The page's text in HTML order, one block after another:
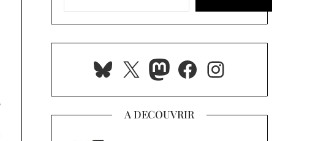
Bluesky
X Mastodon
Facebook
Instagram
A DECOUVRIR